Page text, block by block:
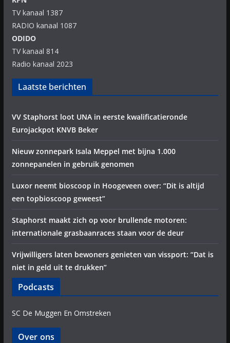
TV kanaal 1387
RADIO kanaal 1087
ODIDO
TV kanaal 814
Radio kanaal 2023
Laatste berichten
VV Staphorst loot UNA in eerste kwalificatieronde
Eurojackpot KNVB Beker
Nieuw zonnepark Isala Meppel met bijna 1.000
zonnepanelen in gebruik genomen
Luxor neemt bioscoop in Hoogeveen over: “Dit is altijd
een topbioscoop geweest”
Staphorst maakt zich op voor brullende motoren:
internationale grasbaanraces staan voor de deur
Vrijwilligers laten bewoners genieten van vissport: “Dat is
niet in geld uit te drukken”
Podcasts
SC De Muggen En Omstreken
Over ons